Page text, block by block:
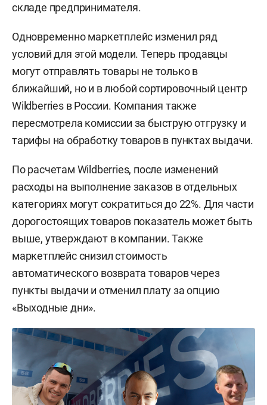
складе предпринимателя.
Одновременно маркетплейс изменил ряд
условий для этой модели. Теперь продавцы
могут отправлять товары не только в
ближайший, но и в любой сортировочный центр
Wildberries в России. Компания также
пересмотрела комиссии за быструю отгрузку и
тарифы на обработку товаров в пунктах выдачи.
По расчетам Wildberries, после изменений
расходы на выполнение заказов в отдельных
категориях могут сократиться до 22%. Для части
дорогостоящих товаров показатель может быть
выше, утверждают в компании. Также
маркетплейс снизил стоимость
автоматического возврата товаров через
пункты выдачи и отменил плату за опцию
«Выходные дни».